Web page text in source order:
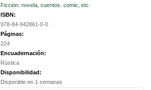
Ficción: novela, cuentos. comic, etc.
ISBN:
978-84-942861-0-0
Páginas:
224
Encuadernación:
Rústica
Disponibilidad:
Disponible en 1 semanas